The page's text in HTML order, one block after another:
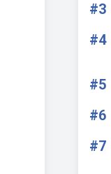
#3
#4
#5
#6
#7